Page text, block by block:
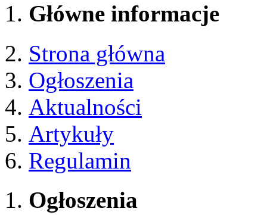
Główne informacje
Strona główna
Ogłoszenia
Aktualności
Artykuły
Regulamin
Ogłoszenia